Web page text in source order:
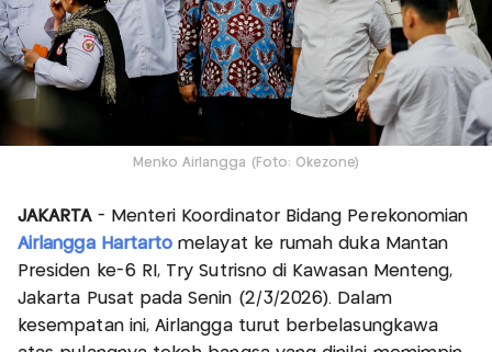
Menko Airlangga (Foto: Okezone)
JAKARTA- Menteri Koordinator Bidang Perekonomian
Airlangga Hartarto melayat ke rumah duka Mantan
Presiden ke-6 RI, Try Sutrisno di Kawasan Menteng,
Jakarta Pusat pada Senin (2/3/2026). Dalam
kesempatan ini, Airlangga turut berbelasungkawa